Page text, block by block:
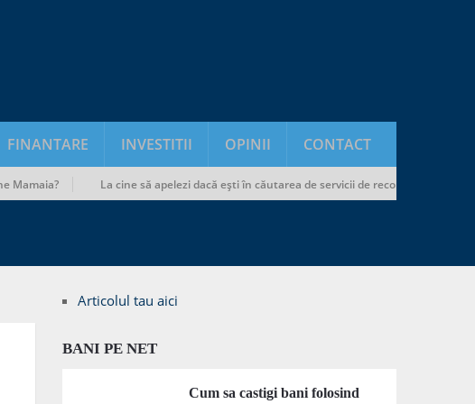
FINANTARE INVESTITII OPINII CONTACT
La cine să apelezi dacă ești în căutarea de servicii de recondiționat încălțăminte
Articolul tau aici
BANI PE NET
Cum sa castigi bani folosind